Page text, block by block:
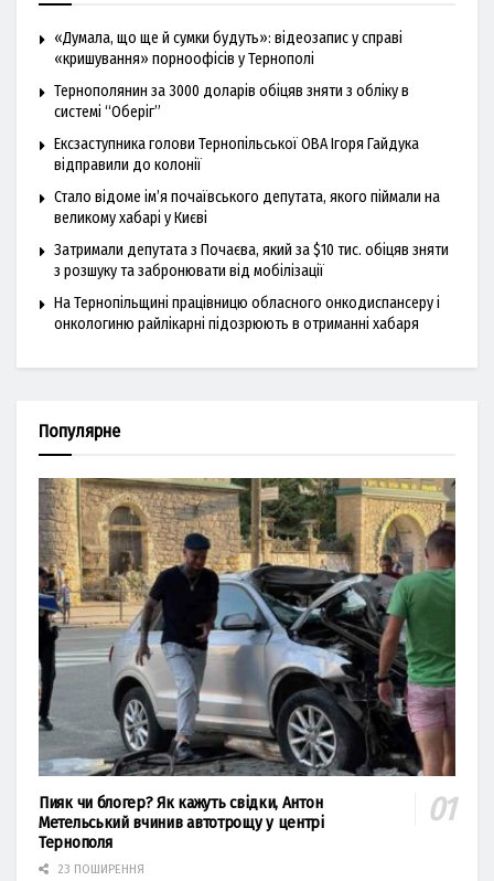
«Думала, що ще й сумки будуть»: відеозапис у справі
«кришування» порноофісів у Тернополі
Тернополянин за 3000 доларів обіцяв зняти з обліку в
системі “Оберіг”
Ексзаступника голови Тернопільської ОВА Ігоря Гайдука
відправили до колонії
Стало відоме ім’я почаївського депутата, якого піймали на
великому хабарі у Києві
Затримали депутата з Почаєва, який за $10 тис. обіцяв зняти
з розшуку та забронювати від мобілізації
На Тернопільщині працівницю обласного онкодиспансеру і
онкологиню райлікарні підозрюють в отриманні хабаря
Популярне
Пияк чи блогер? Як кажуть свідки, Антон
Метельський вчинив автотрощу у центрі
Тернополя
23 ПОШИРЕННЯ